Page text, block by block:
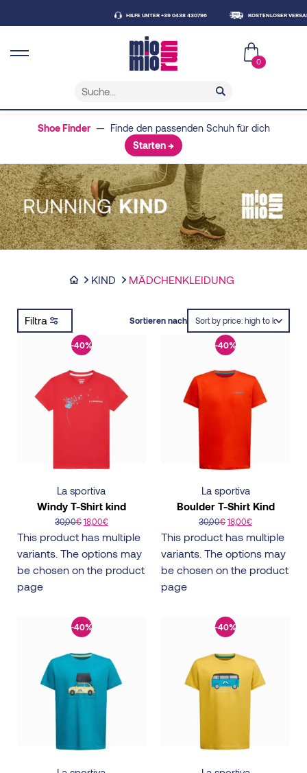
HILFE UNTER +39 0438 430796 KOSTENLOSER VERSAND
0
Shoe Finder— Finde den passenden Schuh für dich
Starten →
KIND MÄDCHENKLEIDUNG
Filtra Sortieren nach
-40%
La sportiva
Windy T-Shirt kind
30,00€ 18,00€
This product has multiple
variants. The options may
be chosen on the product
page
-40%
La sportiva
Boulder T-Shirt Kind
30,00€ 18,00€
This product has multiple
variants. The options may
be chosen on the product
page
-40% -40%